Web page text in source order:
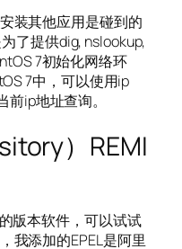
装其他应用是碰到的
了提供dig, nslookup,
7初始化网络环
7中，可以使用ip
ip地址查询。
）REMI
版本软件，可以试试
我添加的EPEL是阿里